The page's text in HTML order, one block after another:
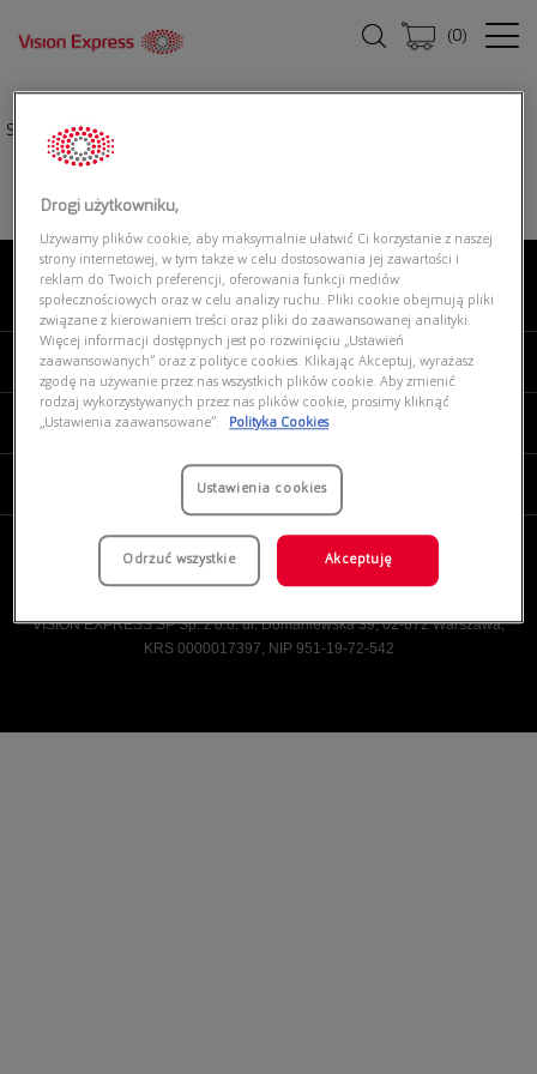
(0)
Strona główna|
O NAS
MOJE VISION EXPRESS
PRODUKTY I USŁUGI
VISION EXPRESS SP Sp. z o.o. ul. Domaniewska 39, 02-672 Warszawa,
KRS 0000017397, NIP 951-19-72-542
Drogi użytkowniku,
Używamy plików cookie, aby maksymalnie ułatwić Ci korzystanie z naszej
strony internetowej, w tym także w celu dostosowania jej zawartości i
reklam do Twoich preferencji, oferowania funkcji mediów
społecznościowych oraz w celu analizy ruchu. Pliki cookie obejmują pliki
związane z kierowaniem treści oraz pliki do zaawansowanej analityki.
Więcej informacji dostępnych jest po rozwinięciu „Ustawień
zaawansowanych” oraz z polityce cookies. Klikając Akceptuj, wyrażasz
zgodę na używanie przez nas wszystkich plików cookie. Aby zmienić
rodzaj wykorzystywanych przez nas plików cookie, prosimy kliknąć
„Ustawienia zaawansowane”.
Polityka Cookies
Ustawienia cookies
Odrzuć wszystkie Akceptuję